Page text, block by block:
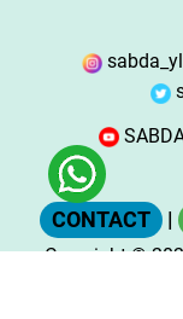
CONTACT |
Copyright©